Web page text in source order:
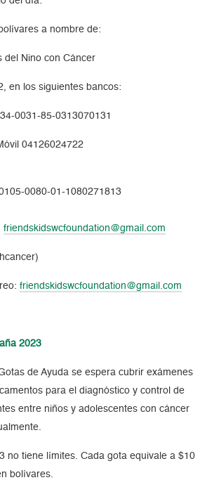
a nombre de:
del Nino con Cáncer
en los siguientes bancos:
0031-85-0313070131
04126024722
0080-01-1080271813
friendskidswcfoundation@gmail.com
friendskidswcfoundation@gmail.com
2023
de Ayuda se espera cubrir exámenes
para el diagnóstico y control de
entre niños y adolescentes con cáncer
no tiene límites. Cada gota equivale a $10
bolívares.